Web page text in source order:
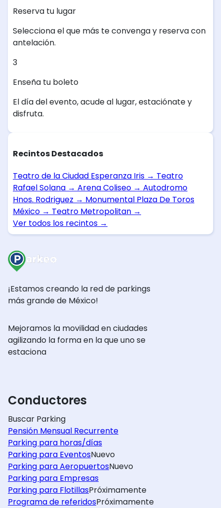
Reserva tu lugar
Selecciona el que más te convenga y reserva con
antelación.
3
Enseña tu boleto
El día del evento, acude al lugar, estaciónate y
disfruta.
Recintos Destacados
Teatro de la Ciudad Esperanza Iris → Teatro
Rafael Solana → Arena Coliseo → Autodromo
Hnos. Rodriguez → Monumental Plaza De Toros
México → Teatro Metropolitan →
Ver todos los recintos →
¡Estamos creando la red de parkings
más grande de México!
Mejoramos la movilidad en ciudades
agilizando la forma en la que uno se
estaciona
Conductores
Buscar Parking
Pensión Mensual Recurrente
Parking para horas/días
Parking para EventosNuevo
Parking para AeropuertosNuevo
Parking para Empresas
Parking para FlotillasPróximamente
Programa de referidosPróximamente